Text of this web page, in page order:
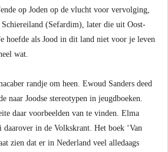
op Joden op de vlucht voor vervolging,
Schiereiland (Sefardim), later die uit Oost-
hoefde als Jood in dit land niet voor je leven
wat.
randje om heen. Ewoud Sanders deed
naar Joodse stereotypen in jeugdboeken.
daar voorbeelden van te vinden. Elma
in de Volkskrant. Het boek ‘Van
zien dat er in Nederland veel alledaags